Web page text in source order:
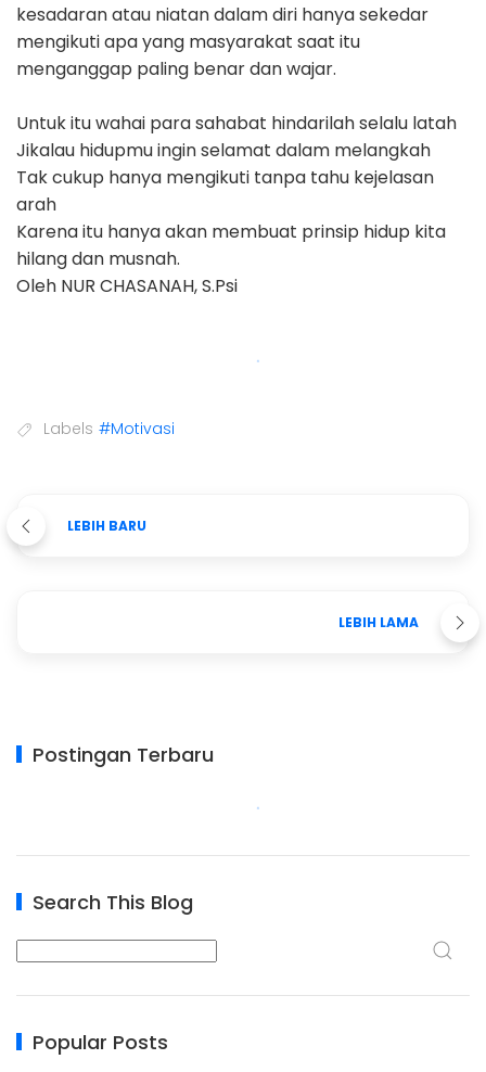
kesadaran atau niatan dalam diri hanya sekedar
mengikuti apa yang masyarakat saat itu
menganggap paling benar dan wajar.
Untuk itu wahai para sahabat hindarilah selalu latah
Jikalau hidupmu ingin selamat dalam melangkah
Tak cukup hanya mengikuti tanpa tahu kejelasan
arah
Karena itu hanya akan membuat prinsip hidup kita
hilang dan musnah.
Oleh NUR CHASANAH, S.Psi
Labels #Motivasi
LEBIH BARU
LEBIH LAMA
Postingan Terbaru
Search This Blog
Popular Posts